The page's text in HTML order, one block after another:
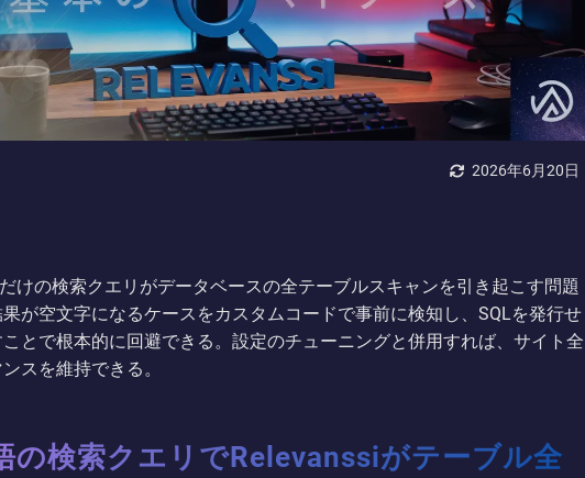
2026年6月20日
けの検索クエリがデータベースの全テーブルスキャンを引き起こす問題
が空文字になるケースをカスタムコードで事前に検知し、SQLを発行せ
とで根本的に回避できる。設定のチューニングと併用すれば、サイト全
スを維持できる。
の検索クエリでRelevanssiがテーブル全